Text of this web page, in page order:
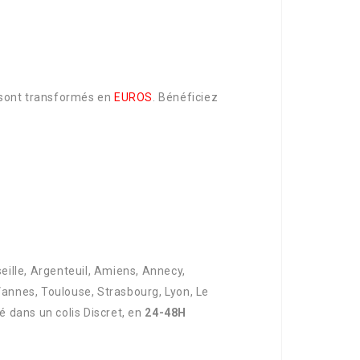
transformés en EUROS . Bénéficiez
Argenteuil, Amiens, Annecy,
Toulouse, Strasbourg, Lyon, Le
dans un colis Discret, en 24-48H